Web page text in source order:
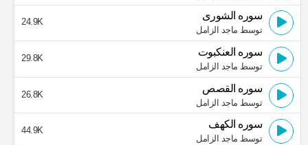
سوره الشورى
توسط ماجد الزامل
24.9K
سوره العنكبوت
توسط ماجد الزامل
29.8K
سوره القصص
توسط ماجد الزامل
26.8K
سوره الكهف
توسط ماجد الزامل
44.9K